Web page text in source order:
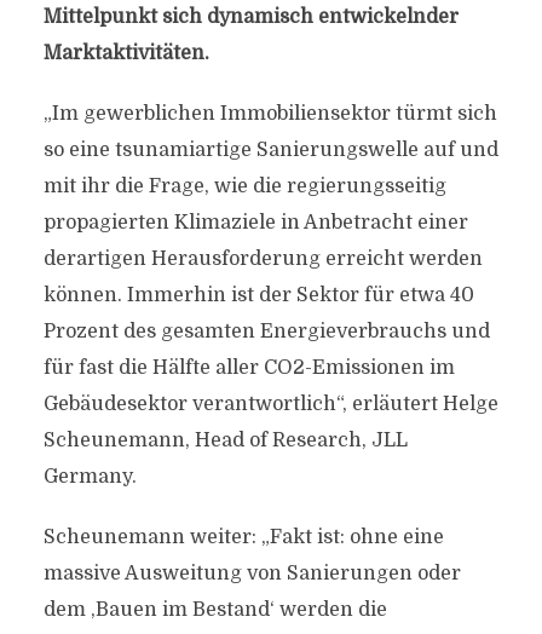
Mittelpunkt sich dynamisch entwickelnder
Marktaktivitäten.
„Im gewerblichen Immobiliensektor türmt sich
so eine tsunamiartige Sanierungswelle auf und
mit ihr die Frage, wie die regierungsseitig
propagierten Klimaziele in Anbetracht einer
derartigen Herausforderung erreicht werden
können. Immerhin ist der Sektor für etwa 40
Prozent des gesamten Energieverbrauchs und
für fast die Hälfte aller CO2-Emissionen im
Gebäudesektor verantwortlich“, erläutert Helge
Scheunemann, Head of Research, JLL
Germany.
Scheunemann weiter: „Fakt ist: ohne eine
massive Ausweitung von Sanierungen oder
dem ‚Bauen im Bestand‘ werden die